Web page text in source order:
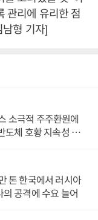
관리에 유리한 점
형 기자]
소극적 주주환원에
도체 호황 지속성 의
톤 한국에서 러시아
공격에 수요 늘어